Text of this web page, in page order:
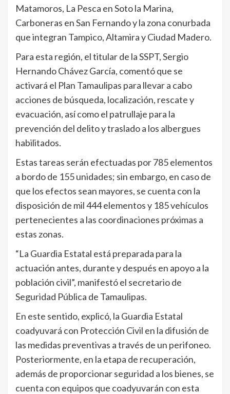
Matamoros, La Pesca en Soto la Marina,
Carboneras en San Fernando y la zona conurbada
que integran Tampico, Altamira y Ciudad Madero.
Para esta región, el titular de la SSPT, Sergio
Hernando Chávez García, comentó que se
activará el Plan Tamaulipas para llevar a cabo
acciones de búsqueda, localización, rescate y
evacuación, así como el patrullaje para la
prevención del delito y traslado a los albergues
habilitados.
Estas tareas serán efectuadas por 785 elementos
a bordo de 155 unidades; sin embargo, en caso de
que los efectos sean mayores, se cuenta con la
disposición de mil 444 elementos y 185 vehículos
pertenecientes a las coordinaciones próximas a
estas zonas.
“La Guardia Estatal está preparada para la
actuación antes, durante y después en apoyo a la
población civil”, manifestó el secretario de
Seguridad Pública de Tamaulipas.
En este sentido, explicó, la Guardia Estatal
coadyuvará con Protección Civil en la difusión de
las medidas preventivas a través de un perifoneo.
Posteriormente, en la etapa de recuperación,
además de proporcionar seguridad a los bienes, se
cuenta con equipos que coadyuvarán con esta